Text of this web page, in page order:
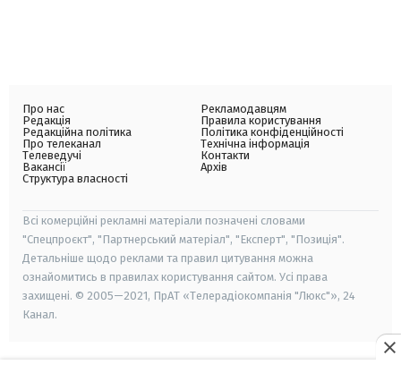
Про нас
Редакція
Редакційна політика
Про телеканал
Телеведучі
Вакансії
Структура власності
Рекламодавцям
Правила користування
Політика конфіденційності
Технічна інформація
Контакти
Архів
Всі комерційні рекламні матеріали позначені словами
"Спецпроєкт", "Партнерський матеріал", "Експерт", "Позиція".
Детальніше щодо реклами та правил цитування можна
ознайомитись в правилах користування сайтом. Усі права
захищені. © 2005—2021, ПрАТ «Телерадіокомпанія "Люкс"», 24
Канал.